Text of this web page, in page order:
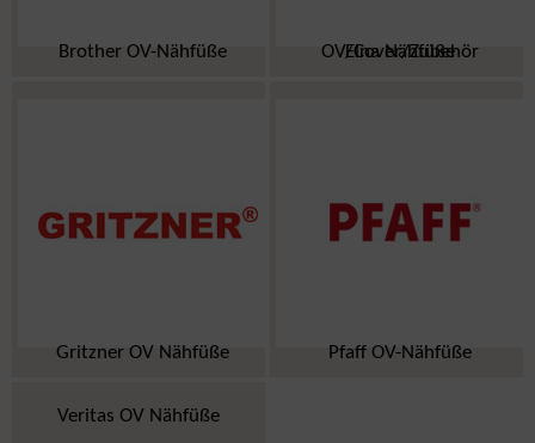
Brother OV-Nähfüße Elna Nähfüße OV/Cover/Zubehör
Gritzner OV Nähfüße Pfaff OV-Nähfüße
Veritas OV Nähfüße